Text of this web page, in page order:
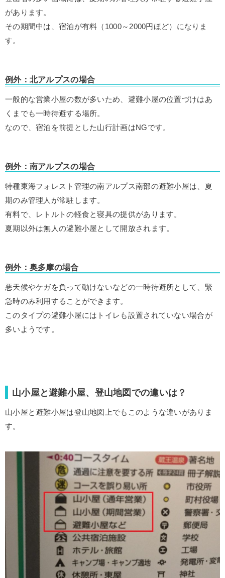
があります。
その期間中は、宿泊が有料（1000～2000円ほど）になりま
す。
例外：北アルプスの場合
一般的な営業小屋の数が多いため、避難小屋の位置づけはあ
くまでも一時待避する場所。
なので、宿泊を前提とした山行計画はNGです。
例外：南アルプスの場合
特種東海フォレスト管理の南アルプス南部の避難小屋は、夏
期のみ管理人が常駐します。
有料で、レトルトの軽食と寝具の提供があります。
夏期以外は無人の避難小屋として開放されます。
例外：奥多摩の場合
悪天候やケガを負って動けないなどの一時待避所として、緊
急時のみ利用することができます。
このタイプの避難小屋にはトイレも設置されていない場合が
多いようです。
山小屋と避難小屋、登山地図での違いは？
山小屋と避難小屋は登山地図上でもこのような違いがありま
す。